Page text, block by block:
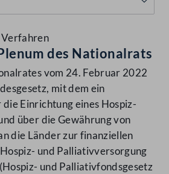
des Nationalrats
vom 24. Februar 2022
mit dem ein
Einrichtung eines Hospiz-
über die Gewährung von
die Länder zur finanziellen
und Palliativversorgung
und Palliativfondsgesetz